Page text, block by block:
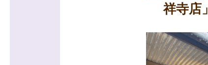
祥寺店」